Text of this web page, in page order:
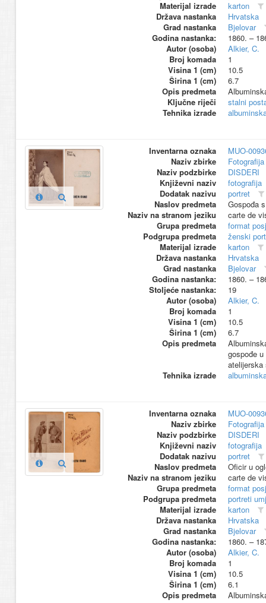
Materijal izrade
karton
Država nastanka
Hrvatska
Grad nastanka
Bjelovar
Godina nastanka:
1860. –
Autor (osoba)
Alkier, C.
Broj komada
1
Visina 1 (cm)
10.5
Širina 1 (cm)
6.7
Opis predmeta
Ključne riječi
stalni
Tehnika izrade
Inventarna oznaka
MUO-
Naziv zbirke
Naziv podzbirke
DISDERI
Književni naziv
fotografija
Dodatak nazivu
portret
Naslov predmeta
Gospođa
Naziv na stranom jeziku
carte de
Grupa predmeta
format
Podgrupa predmeta
ženski
Materijal izrade
karton
Država nastanka
Hrvatska
Grad nastanka
Bjelovar
Godina nastanka:
1860. –
Stoljeće nastanka:
19
Autor (osoba)
Alkier, C.
Broj komada
1
Visina 1 (cm)
10.5
Širina 1 (cm)
6.7
Opis predmeta
gospođe
atelijerska
Tehnika izrade
Inventarna oznaka
MUO-
Naziv zbirke
Naziv podzbirke
DISDERI
Književni naziv
fotografija
Dodatak nazivu
portret
Naslov predmeta
Oficir u
Naziv na stranom jeziku
carte de
Grupa predmeta
format
Podgrupa predmeta
portreti
Materijal izrade
karton
Država nastanka
Hrvatska
Grad nastanka
Bjelovar
Godina nastanka:
1860. –
Autor (osoba)
Alkier, C.
Broj komada
1
Visina 1 (cm)
10.5
Širina 1 (cm)
6.1
Opis predmeta